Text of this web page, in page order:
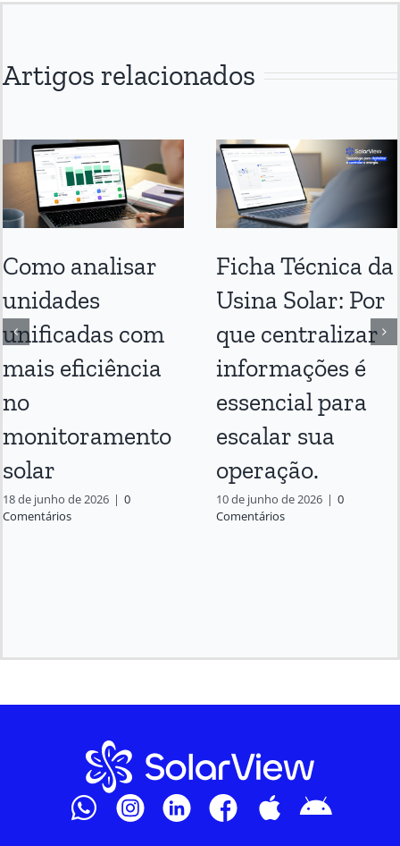
Artigos relacionados
Como analisar
unidades
unificadas com
mais eficiência
no
monitoramento
solar
18 de junho de 2026 | 0
Comentários
Ficha Técnica da
Usina Solar: Por
que centralizar
informações é
essencial para
escalar sua
operação.
10 de junho de 2026 | 0
Comentários